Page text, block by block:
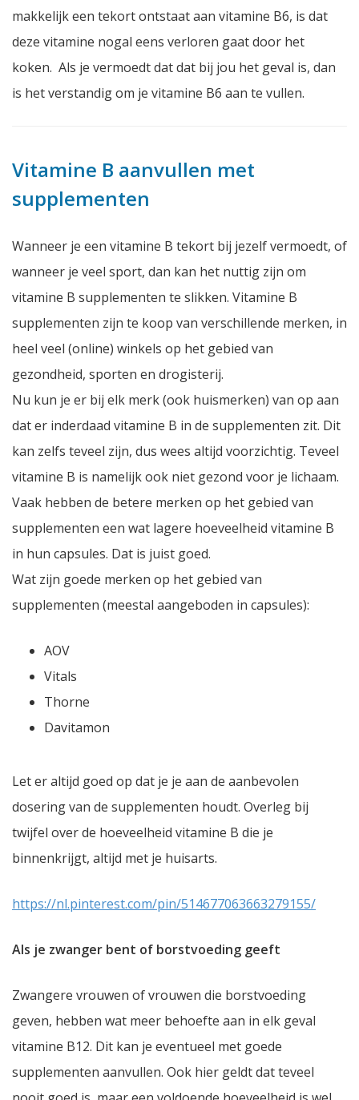
makkelijk een tekort ontstaat aan vitamine B6, is dat
deze vitamine nogal eens verloren gaat door het
koken. Als je vermoedt dat dat bij jou het geval is, dan
is het verstandig om je vitamine B6 aan te vullen.
Vitamine B aanvullen met
supplementen
Wanneer je een vitamine B tekort bij jezelf vermoedt, of
wanneer je veel sport, dan kan het nuttig zijn om
vitamine B supplementen te slikken. Vitamine B
supplementen zijn te koop van verschillende merken, in
heel veel (online) winkels op het gebied van
gezondheid, sporten en drogisterij.
Nu kun je er bij elk merk (ook huismerken) van op aan
dat er inderdaad vitamine B in de supplementen zit. Dit
kan zelfs teveel zijn, dus wees altijd voorzichtig. Teveel
vitamine B is namelijk ook niet gezond voor je lichaam.
Vaak hebben de betere merken op het gebied van
supplementen een wat lagere hoeveelheid vitamine B
in hun capsules. Dat is juist goed.
Wat zijn goede merken op het gebied van
supplementen (meestal aangeboden in capsules):
AOV
Vitals
Thorne
Davitamon
Let er altijd goed op dat je je aan de aanbevolen
dosering van de supplementen houdt. Overleg bij
twijfel over de hoeveelheid vitamine B die je
binnenkrijgt, altijd met je huisarts.
https://nl.pinterest.com/pin/514677063663279155/
Als je zwanger bent of borstvoeding geeft
Zwangere vrouwen of vrouwen die borstvoeding
geven, hebben wat meer behoefte aan in elk geval
vitamine B12. Dit kan je eventueel met goede
supplementen aanvullen. Ook hier geldt dat teveel